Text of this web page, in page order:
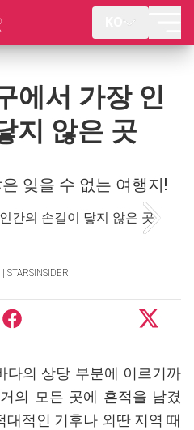
에서 가장 인
지 않은 곳
잊을 수 없는 여행지!
다의 상당 부분에 이르기까
의 모든 곳에 흔적을 남겼
대적인 기후나 외딴 지역 때